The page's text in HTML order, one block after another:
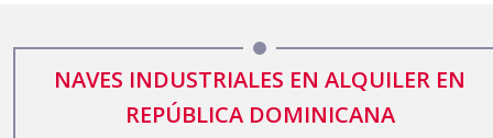
NAVES INDUSTRIALES EN ALQUILER EN
REPÚBLICA DOMINICANA